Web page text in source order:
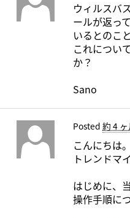
ウィルスバ
ールが返っ
いるとのこと
これについ
か？
Sano
Posted 約 4
こんにちは。
トレンドマ
はじめに、
操作手順に